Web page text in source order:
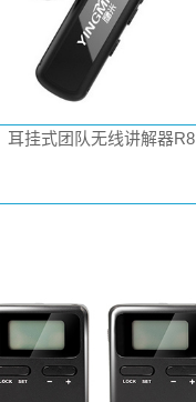
耳挂式团队无线讲解器R8